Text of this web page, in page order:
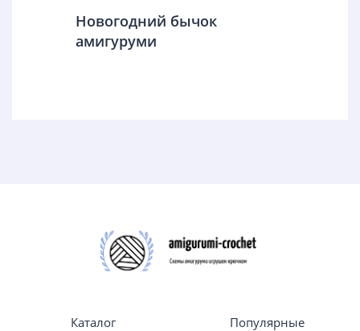
Новогодний бычок
амигуруми
Каталог Популярные